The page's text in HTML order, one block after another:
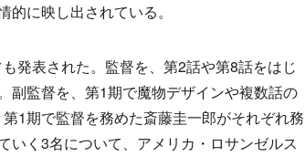
に映し出されている。
発表された。監督を、第2話や第8話をはじ
副監督を、第1期で魔物デザインや複数話の
1期で監督を務めた斎藤圭一郎がそれぞれ務
いく3名について、アメリカ・ロサンゼルス